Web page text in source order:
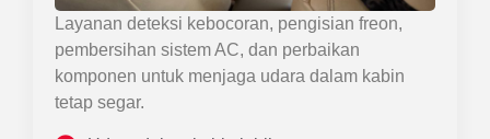
Layanan deteksi kebocoran, pengisian freon,
pembersihan sistem AC, dan perbaikan
komponen untuk menjaga udara dalam kabin
tetap segar.